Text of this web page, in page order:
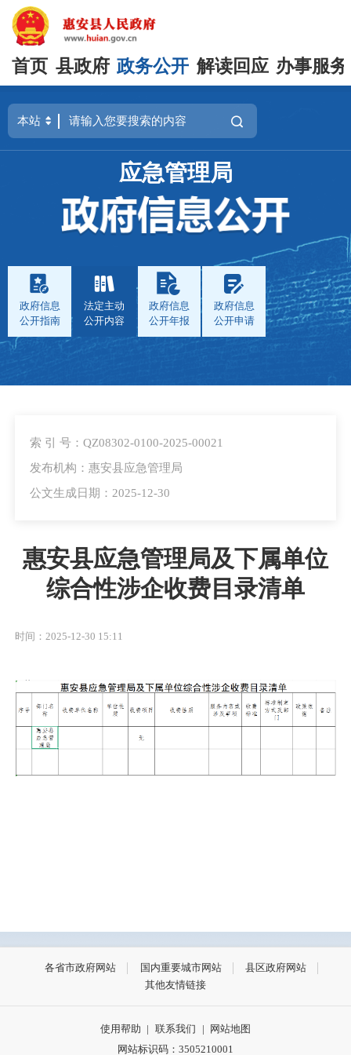
首页 县政府 政务公开 解读回应 办事服务
应急管理局
政府信息
公开指南
法定主动
公开内容
政府信息
公开年报
政府信息
公开申请
索 引 号：QZ08302-0100-2025-00021
发布机构：惠安县应急管理局
公文生成日期：2025-12-30
惠安县应急管理局及下属单位
综合性涉企收费目录清单
时间：2025-12-30 15:11
各省市政府网站 国内重要城市网站
县区政府网站
其他友情链接
使用帮助 | 联系我们 | 网站地图
网站标识码：3505210001